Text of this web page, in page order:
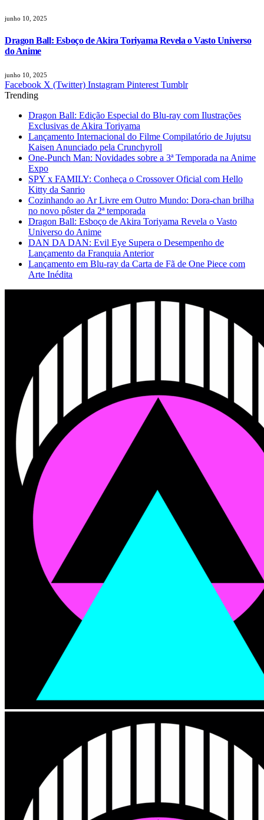
junho 10, 2025
Dragon Ball: Esboço de Akira Toriyama Revela o Vasto Universo
do Anime
junho 10, 2025
Facebook X (Twitter) Instagram Pinterest Tumblr
Trending
Dragon Ball: Edição Especial do Blu-ray com Ilustrações
Exclusivas de Akira Toriyama
Lançamento Internacional do Filme Compilatório de Jujutsu
Kaisen Anunciado pela Crunchyroll
One-Punch Man: Novidades sobre a 3ª Temporada na Anime
Expo
SPY x FAMILY: Conheça o Crossover Oficial com Hello
Kitty da Sanrio
Cozinhando ao Ar Livre em Outro Mundo: Dora-chan brilha
no novo pôster da 2ª temporada
Dragon Ball: Esboço de Akira Toriyama Revela o Vasto
Universo do Anime
DAN DA DAN: Evil Eye Supera o Desempenho de
Lançamento da Franquia Anterior
Lançamento em Blu-ray da Carta de Fã de One Piece com
Arte Inédita